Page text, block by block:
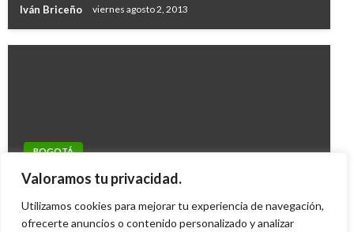
Valoramos tu privacidad.
Utilizamos cookies para mejorar tu experiencia de navegación,
ofrecerte anuncios o contenido personalizado y analizar
Iván Briceño viernes agosto 2, 2013
BOGOTÁ
Procuraduría investiga a Subgerente de
Mary Gomez domingo octubre 5, 2014